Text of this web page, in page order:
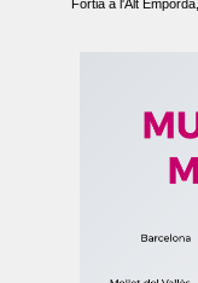
Fortià a l'Alt